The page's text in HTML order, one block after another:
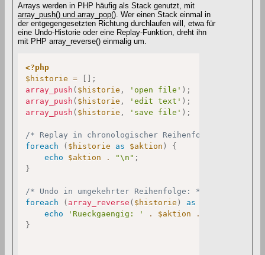
Arrays werden in PHP häufig als Stack genutzt, mit
array_push() und array_pop() . Wer einen Stack einmal in
der entgegengesetzten Richtung durchlaufen will, etwa für
eine Undo-Historie oder eine Replay-Funktion, dreht ihn
mit PHP array_reverse() einmalig um.
<?php
$historie
= [ ] ;
array_push ( $historie , 'open file' ) ;
array_push ( $historie , 'edit text' ) ;
array_push ( $historie , 'save file' ) ;
/* Replay in chronologischer Reihenfolge: */
foreach
( $historie as $aktion )
{
echo
$aktion . "\n" ;
}
/* Undo in umgekehrter Reihenfolge: */
foreach
( array_reverse ( $historie ) as
echo
'Rueckgaengig: ' . $aktion .
}